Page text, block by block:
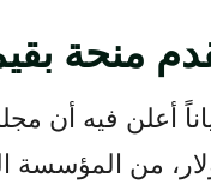
146 مليون دولار
أعلن فيه أن
دولار، من